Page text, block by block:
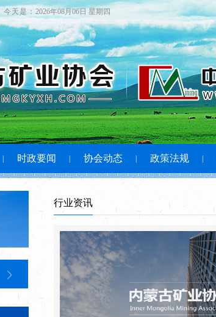
今天是： 2026年08月06日 星期四
时政要闻 协会动态 政策法规
行业资讯